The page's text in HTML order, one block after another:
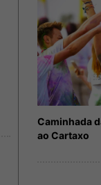
Caminhada
ao Cartaxo